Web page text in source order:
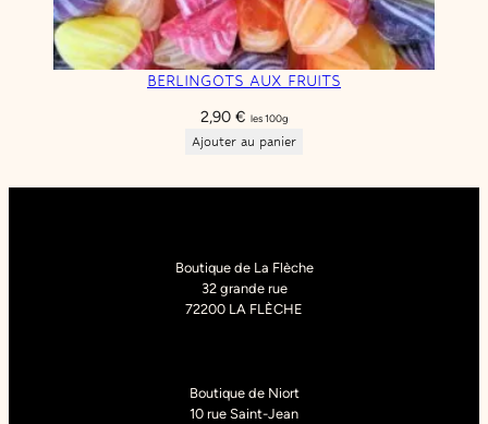
BERLINGOTS AUX FRUITS
2,90 € les 100g
Ajouter au panier
Boutique de La Flèche
32 grande rue
72200 LA FLÈCHE
Boutique de Niort
10 rue Saint-Jean